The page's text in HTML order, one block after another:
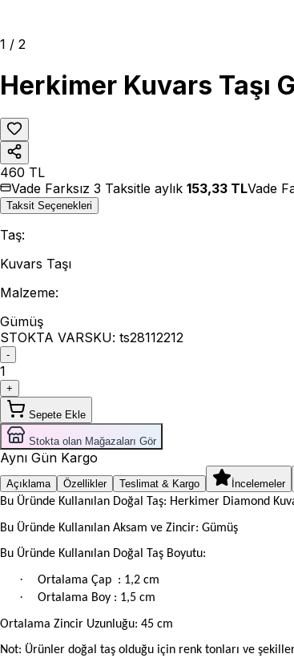
1 / 2
Herkimer Kuvars Taşı
460 TL
Vade Farksız 3 Taksitle aylık 153,33 TLVade
Taksit Seçenekleri
Taş:
Kuvars Taşı
Malzeme:
Gümüş
STOKTA VARSKU: ts28112212
-
1
+
Sepete Ekle
Stokta olan Mağazaları Gör
Aynı Gün Kargo
Açıklama Özellikler Teslimat & Kargo İncelemeler
Bu Üründe Kullanılan Doğal Taş: Herkimer Diamond
Bu Üründe Kullanılan Aksam ve Zincir: Gümüş
Bu Üründe Kullanılan Doğal Taş Boyutu:
· Ortalama Çap : 1,2 cm
· Ortalama Boy : 1,5 cm
Ortalama Zincir Uzunluğu: 45 cm
Not: Ürünler doğal taş olduğu için renk tonları ve